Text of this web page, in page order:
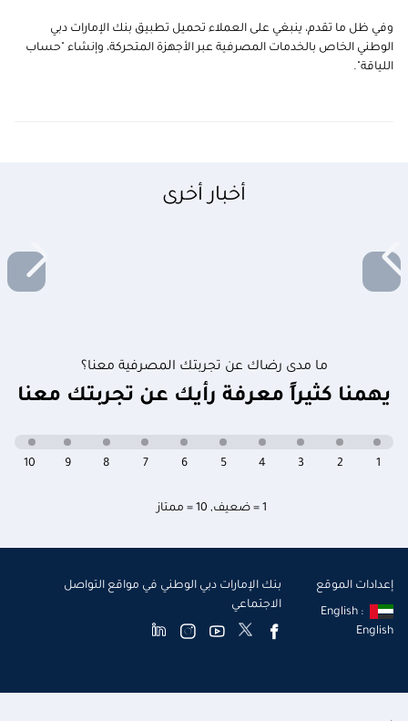
وفي ظل ما تقدم، ينبغي على العملاء تحميل تطبيق بنك الإمارات دبي
الوطني الخاص بالخدمات المصرفية عبر الأجهزة المتحركة، وإنشاء "حساب
اللياقة".
أخبار أخرى
ما مدى رضاك عن تجربتك المصرفية معنا؟
يهمنا كثيراً معرفة رأيك عن تجربتك معنا
1 = ضعيف , 10 = ممتاز
10 9 8 7 6 5 4 3 2 1
إعدادات الموقع
English :
English
بنك الإمارات دبي الوطني في مواقع التواصل
الاجتماعي